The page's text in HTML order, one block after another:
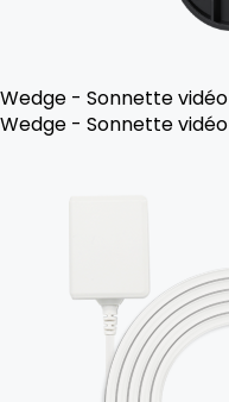
Wedge - Sonnette vidéo
Wedge - Sonnette vidéo